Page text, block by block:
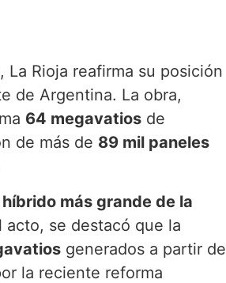
, La Rioja reafirma su posición
de Argentina. La obra,
64 megavatios de
de más de 89 mil paneles
más grande de la
acto, se destacó que la
generados a partir de
la reciente reforma